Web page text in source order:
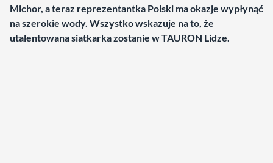
Michor, a teraz reprezentantka Polski ma okazje wypłynąć
na szerokie wody. Wszystko wskazuje na to, że
utalentowana siatkarka zostanie w TAURON Lidze.